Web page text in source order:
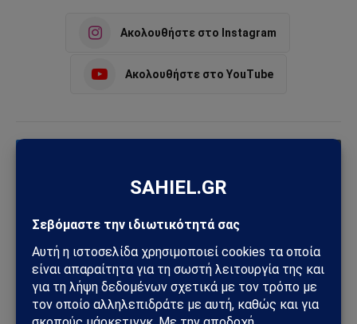
Ακολουθήστε στο Instagram
Ακολουθήστε στο YouTube
Sahiel Newsroom
Facebook
X
(Twitter)
PinterestInstagram
Tumblr
Το Sahiel.gr είναι ανεξάρτητη ψηφιακή πύλη ενημέρωσης
και ανάλυσης με έμφαση στη γεωπολιτική, τη διεθνή
ασφάλεια, τα εθνικά ζητήματα και τις διεθνείς εξελίξεις